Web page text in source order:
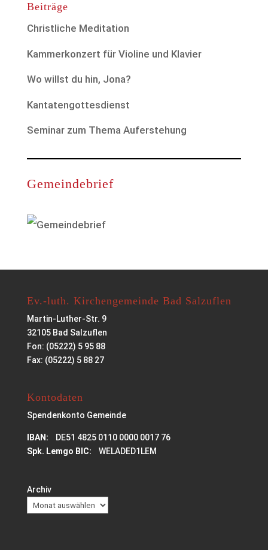
Beiträge
Christliche Meditation
Kammerkonzert für Violine und Klavier
Wo willst du hin, Jona?
Kantatengottesdienst
Seminar zum Thema Auferstehung
Gemeindebrief
Ev.-luth. Kirchengemeinde Bad Salzuflen
Martin-Luther-Str. 9
32105 Bad Salzuflen
Fon: (05222) 5 95 88
Fax: (05222) 5 88 27
Kontodaten
Spendenkonto Gemeinde
IBAN: DE51 4825 0110 0000 0017 76
Spk. Lemgo BIC: WELADED1LEM
Archiv